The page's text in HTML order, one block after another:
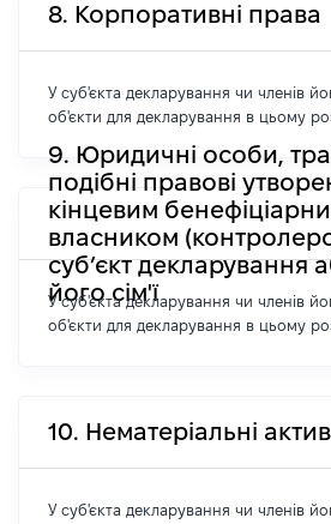
8. Корпоративні права
У суб'єкта декларування чи членів
об'єкти для декларування в цьому
9. Юридичні особи,
подібні правові
кінцевим
власником
суб’єкт декларування
його сім'ї
У суб'єкта декларування чи членів
об'єкти для декларування в цьому
10. Нематеріальні
У суб'єкта декларування чи членів